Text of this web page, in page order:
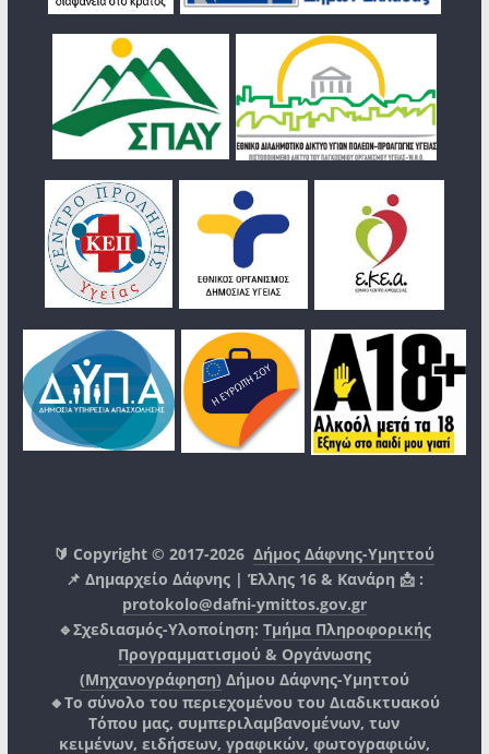
🔰 Copyright © 2017-2026Δήμος Δάφνης-Υμηττού
📌 Δημαρχείο Δάφνης | Έλλης 16 & Κανάρη 📩 :
protokolo@dafni-ymittos.gov.gr
🔹Σχεδιασμός-Υλοποίηση: Τμήμα Πληροφορικής
Προγραμματισμού & Οργάνωσης
(Μηχανογράφηση) Δήμου Δάφνης-Υμηττού
🔸Το σύνολο του περιεχομένου του Διαδικτυακού
Τόπου μας, συμπεριλαμβανομένων, των
κειμένων, ειδήσεων, γραφικών, φωτογραφιών,